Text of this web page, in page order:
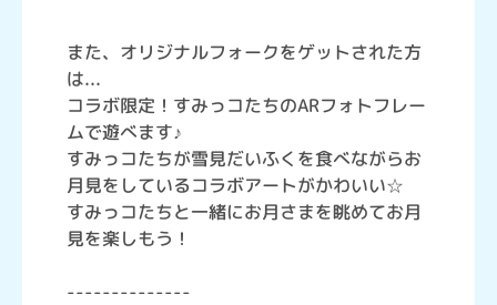
また、オリジナルフォークをゲットされた方
は...
コラボ限定！すみっコたちのARフォトフレー
ムで遊べます♪
すみっコたちが雪見だいふくを食べながらお
月見をしているコラボアートがかわいい☆
すみっコたちと一緒にお月さまを眺めてお月
見を楽しもう！
--------------